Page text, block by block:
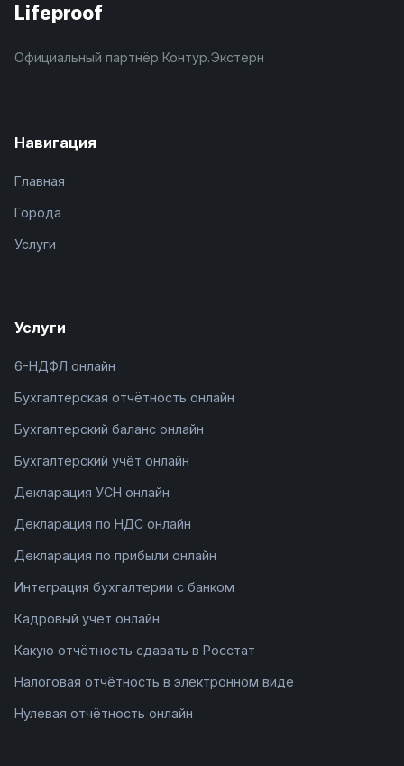
Lifeproof
Официальный партнёр Контур.Экстерн
Навигация
Главная
Города
Услуги
Услуги
6-НДФЛ онлайн
Бухгалтерская отчётность онлайн
Бухгалтерский баланс онлайн
Бухгалтерский учёт онлайн
Декларация УСН онлайн
Декларация по НДС онлайн
Декларация по прибыли онлайн
Интеграция бухгалтерии с банком
Кадровый учёт онлайн
Какую отчётность сдавать в Росстат
Налоговая отчётность в электронном виде
Нулевая отчётность онлайн